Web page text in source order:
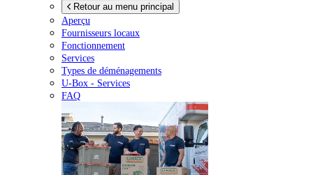
Retour au menu principal
Aperçu
Fournisseurs locaux
Fonctionnement
Services
Types de déménagements
U-Box - Services
FAQ